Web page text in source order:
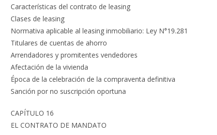
Características del contrato de leasing
Clases de leasing
Normativa aplicable al leasing inmobiliario: Ley N°19.281
Titulares de cuentas de ahorro
Arrendadores y promitentes vendedores
Afectación de la vivienda
Época de la celebración de la compraventa definitiva
Sanción por no suscripción oportuna
CAPÍTULO 16
EL CONTRATO DE MANDATO